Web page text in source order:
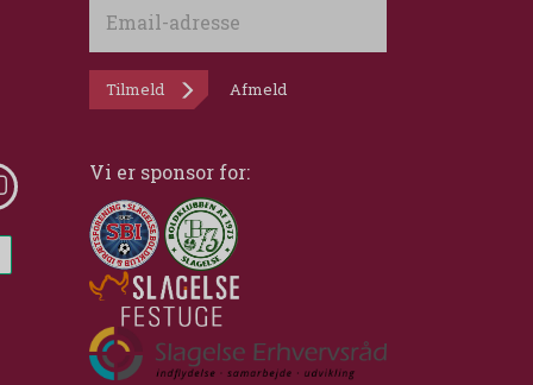
adresse
Tilmeld Afmeld
Vi er sponsor for: